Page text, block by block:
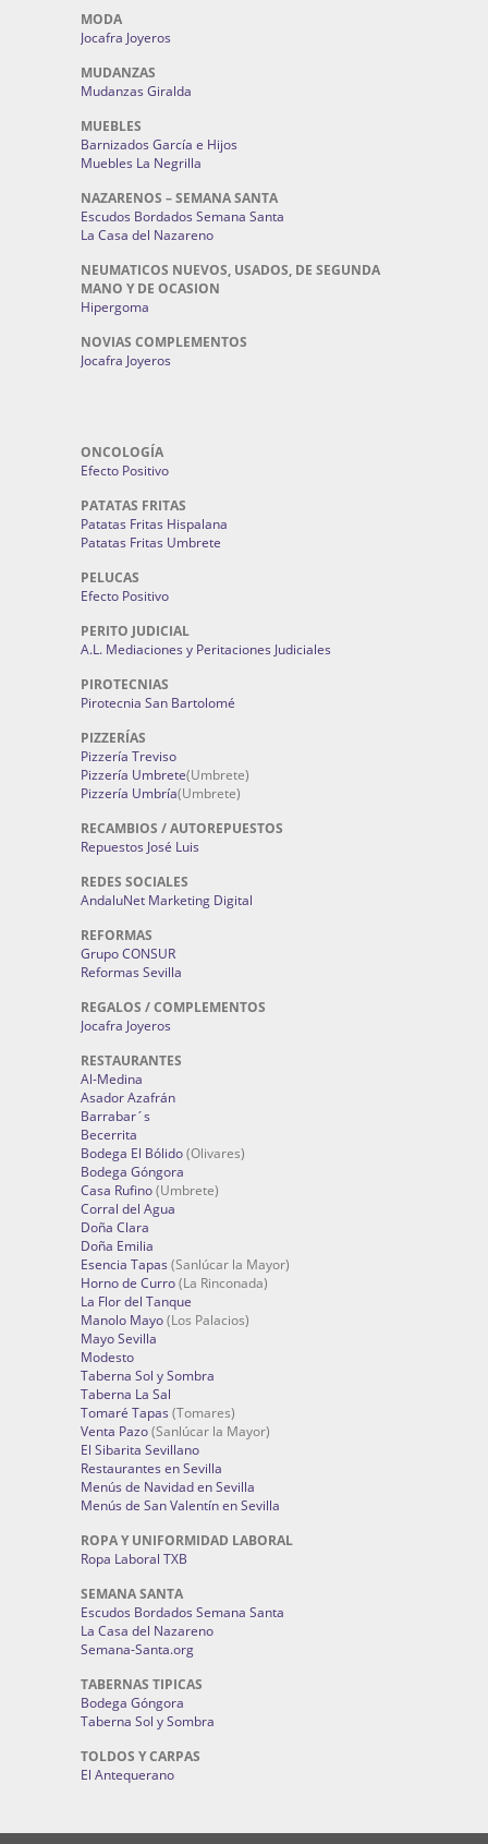
MODA
Jocafra Joyeros
MUDANZAS
Mudanzas Giralda
MUEBLES
Barnizados García e Hijos
Muebles La Negrilla
NAZARENOS – SEMANA SANTA
Escudos Bordados Semana Santa
La Casa del Nazareno
NEUMATICOS NUEVOS, USADOS, DE SEGUNDA
MANO Y DE OCASION
Hipergoma
NOVIAS COMPLEMENTOS
Jocafra Joyeros
ONCOLOGÍA
Efecto Positivo
PATATAS FRITAS
Patatas Fritas Hispalana
Patatas Fritas Umbrete
PELUCAS
Efecto Positivo
PERITO JUDICIAL
A.L. Mediaciones y Peritaciones Judiciales
PIROTECNIAS
Pirotecnia San Bartolomé
PIZZERÍAS
Pizzería Treviso
Pizzería Umbrete(Umbrete)
Pizzería Umbría(Umbrete)
RECAMBIOS / AUTOREPUESTOS
Repuestos José Luis
REDES SOCIALES
AndaluNet Marketing Digital
REFORMAS
Grupo CONSUR
Reformas Sevilla
REGALOS / COMPLEMENTOS
Jocafra Joyeros
RESTAURANTES
Al-Medina
Asador Azafrán
Barrabar´s
Becerrita
Bodega El Bólido(Olivares)
Bodega Góngora
Casa Rufino(Umbrete)
Corral del Agua
Doña Clara
Doña Emilia
Esencia Tapas (Sanlúcar la Mayor)
Horno de Curro(La Rinconada)
La Flor del Tanque
Manolo Mayo(Los Palacios)
Mayo Sevilla
Modesto
Taberna Sol y Sombra
Taberna La Sal
Tomaré Tapas (Tomares)
Venta Pazo(Sanlúcar la Mayor)
El Sibarita Sevillano
Restaurantes en Sevilla
Menús de Navidad en Sevilla
Menús de San Valentín en Sevilla
ROPA Y UNIFORMIDAD LABORAL
Ropa Laboral TXB
SEMANA SANTA
Escudos Bordados Semana Santa
La Casa del Nazareno
Semana-Santa.org
TABERNAS TIPICAS
Bodega Góngora
Taberna Sol y Sombra
TOLDOS Y CARPAS
El Antequerano